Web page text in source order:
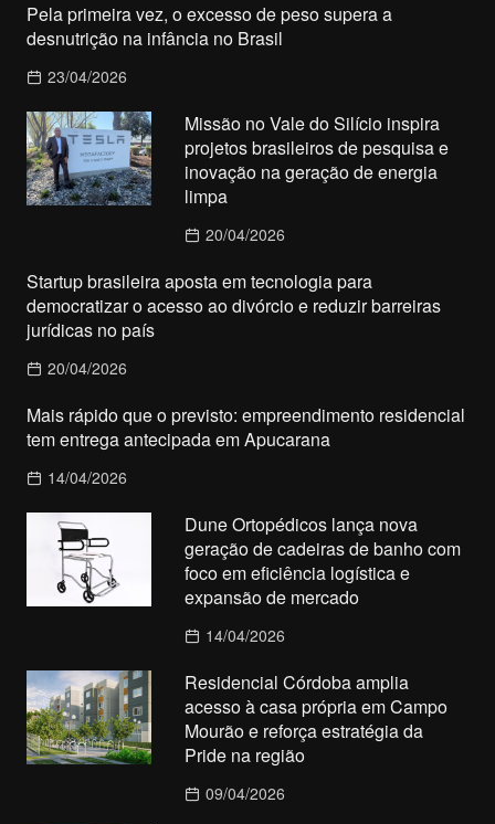
Pela primeira vez, o excesso de peso supera a
desnutrição na infância no Brasil
23/04/2026
Missão no Vale do Silício inspira
projetos brasileiros de pesquisa e
inovação na geração de energia
limpa
20/04/2026
Startup brasileira aposta em tecnologia para
democratizar o acesso ao divórcio e reduzir barreiras
jurídicas no país
20/04/2026
Mais rápido que o previsto: empreendimento residencial
tem entrega antecipada em Apucarana
14/04/2026
Dune Ortopédicos lança nova
geração de cadeiras de banho com
foco em eficiência logística e
expansão de mercado
14/04/2026
Residencial Córdoba amplia
acesso à casa própria em Campo
Mourão e reforça estratégia da
Pride na região
09/04/2026